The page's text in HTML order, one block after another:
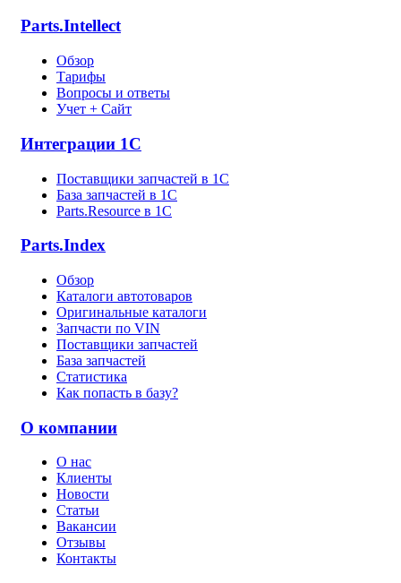
Parts.Intellect
Обзор
Тарифы
Вопросы и ответы
Учет + Сайт
Интеграции 1С
Поставщики запчастей в 1C
База запчастей в 1С
Parts.Resource в 1C
Parts.Index
Обзор
Каталоги автотоваров
Оригинальные каталоги
Запчасти по VIN
Поставщики запчастей
База запчастей
Статистика
Как попасть в базу?
О компании
О нас
Клиенты
Новости
Статьи
Вакансии
Отзывы
Контакты